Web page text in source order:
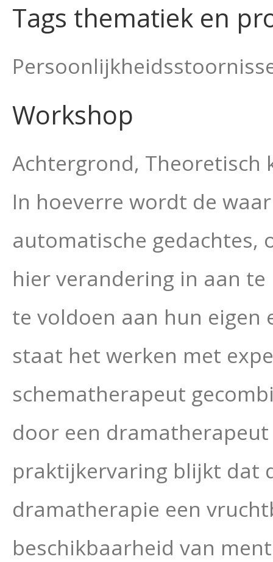
Tags thematiek en
Workshop
Achtergrond, Theoretisch
In hoeverre wordt de
automatische gedachtes,
hier verandering in aan
te voldoen aan hun eigen
staat het werken met
schematherapeut
door een
praktijkervaring blijkt dat
dramatherapie een
beschikbaarheid van